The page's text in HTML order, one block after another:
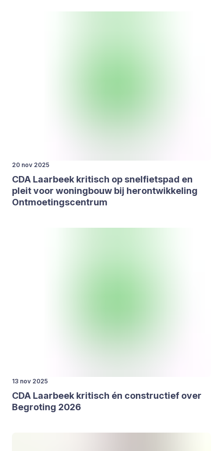
20 nov 2025
CDA Laar­beek kri­tisch op snel­fiets­pad en
pleit voor woning­bouw bij her­ont­wik­ke­ling
Ont­moe­tings­cen­trum
13 nov 2025
CDA Laar­beek kri­tisch én con­struc­tief over
Begro­ting 2026